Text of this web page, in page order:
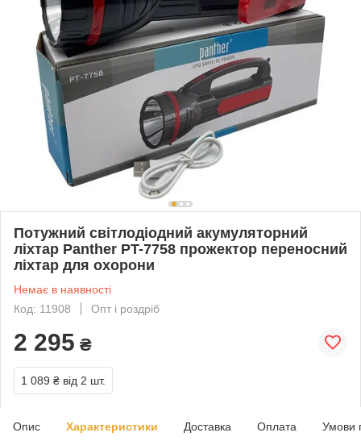
Потужний світлодіодний акумуляторний
ліхтар Panther PT-7758 прожектор переносний
ліхтар для охорони
Немає в наявності
Код: 11908
Опт і роздріб
2 295 ₴
1 089 ₴ від 2 шт.
Опис Характеристики Доставка Оплата Умови